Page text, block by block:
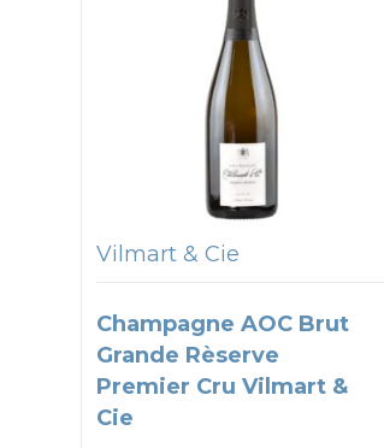
Vilmart & Cie
Champagne AOC Brut
Grande Rèserve
Premier Cru Vilmart &
Cie